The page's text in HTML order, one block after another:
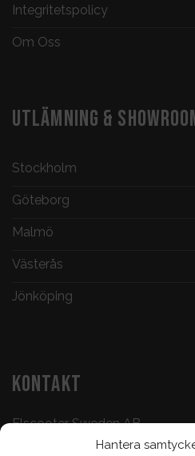
Hantera
Integritetspolicy
Om Oss
UTLÄMNING &
Stockholm
Göteborg
Malmö
Västerås
Jönköping
KONTAKT
Elscooter Sweden AB